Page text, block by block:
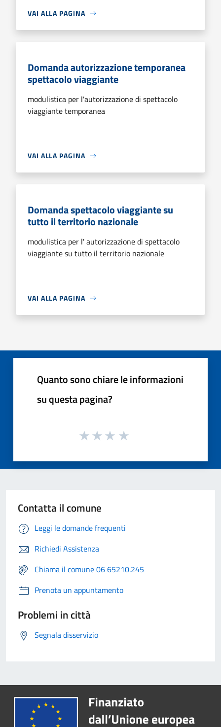
VAI ALLA PAGINA
Domanda autorizzazione temporanea
spettacolo viaggiante
modulistica per l'autorizzazione di spettacolo
viaggiante temporanea
VAI ALLA PAGINA
Domanda spettacolo viaggiante su
tutto il territorio nazionale
modulistica per l' autorizzazione di spettacolo
viaggiante su tutto il territorio nazionale
VAI ALLA PAGINA
Quanto sono chiare le informazioni
su questa pagina?
Contatta il comune
Leggi le domande frequenti
Richiedi Assistenza
Chiama il comune 06 65210.245
Prenota un appuntamento
Problemi in città
Segnala disservizio